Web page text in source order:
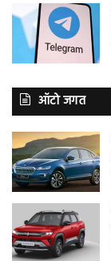
ऑटो जगत